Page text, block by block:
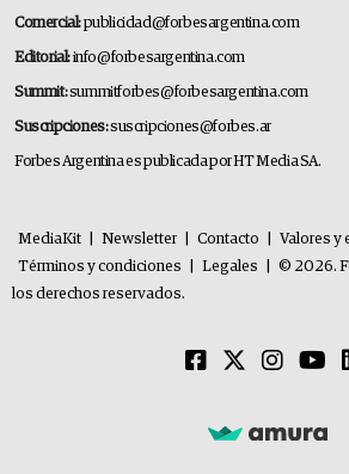
Comercial:publicidad@forbesargentina.com
Editorial:info@forbesargentina.com
Summit:summitforbes@forbesargentina.com
Suscripciones:suscripciones@forbes.ar
Forbes Argentina es publicada por HT Media SA.
MediaKit Newsletter Contacto Valores y
Términos y condiciones
Legales
© 2026.
los derechos reservados.